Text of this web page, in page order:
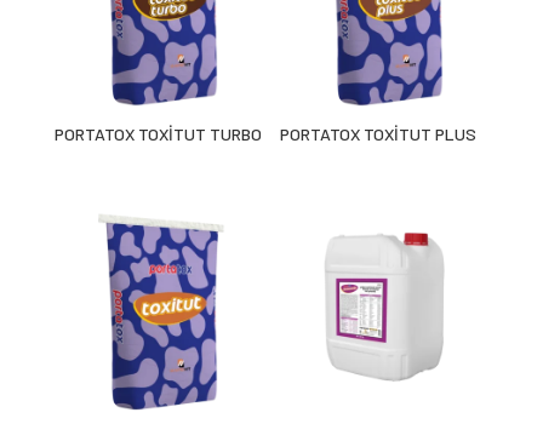
PORTATOX TOXİTUT TURBO PORTATOX TOXİTUT PLUS